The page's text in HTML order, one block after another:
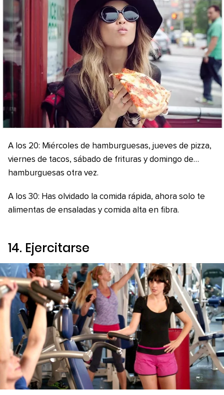
A los 20: Miércoles de hamburguesas, jueves de pizza,
viernes de tacos, sábado de frituras y domingo de…
hamburguesas otra vez.
A los 30: Has olvidado la comida rápida, ahora solo te
alimentas de ensaladas y comida alta en fibra.
14. Ejercitarse